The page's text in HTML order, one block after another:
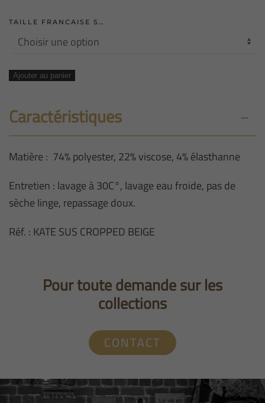
TAILLE FRANCAISE S…
quantité
VESTE
COURTE
Ajouter au panier
Caractéristiques
Matière : 74% polyester, 22% viscose, 4% élasthanne
Entretien : lavage à 30C°, lavage eau froide, pas de
sèche linge, repassage doux.
Réf. : KATE SUS CROPPED BEIGE
Pour toute demande sur les
collections
CONTACT